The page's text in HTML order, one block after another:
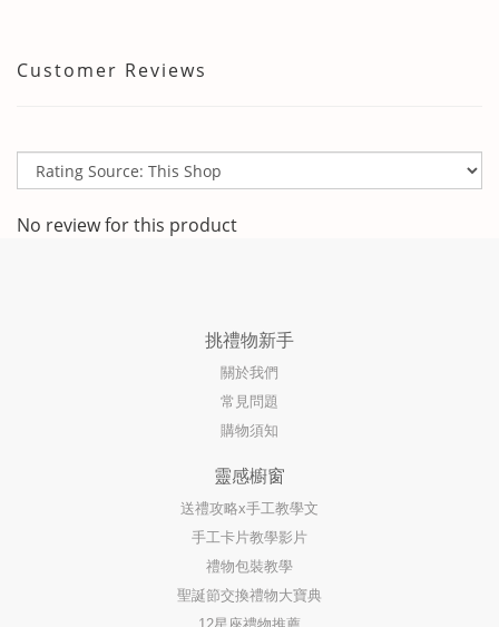
Customer Reviews
No review for this product
挑禮物新手
關於我們
常見問題
購物須知
靈感櫥窗
送禮攻略x手工教學文
手工卡片教學影片
禮物包裝教學
聖誕節交換禮物大寶典